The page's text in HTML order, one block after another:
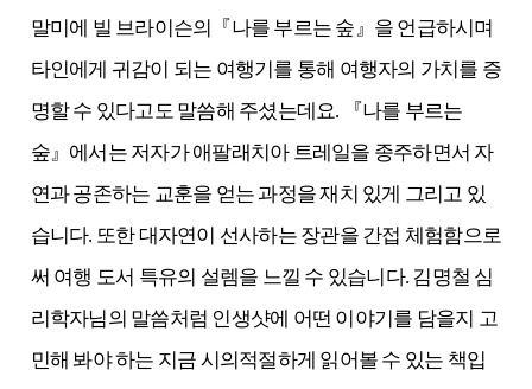
말미에 빌 브라이슨의『나를 부르는 숲』을 언급하시며
타인에게 귀감이 되는 여행기를 통해 여행자의 가치를 증
명할 수 있다고도 말씀해 주셨는데요. 『나를 부르는
숲』에서는 저자가 애팔래치아 트레일을 종주하면서 자
연과 공존하는 교훈을 얻는 과정을 재치 있게 그리고 있
습니다. 또한 대자연이 선사하는 장관을 간접 체험함으로
써 여행 도서 특유의 설렘을 느낄 수 있습니다. 김명철 심
리학자님의 말씀처럼 인생샷에 어떤 이야기를 담을지 고
민해 봐야 하는 지금 시의적절하게 읽어볼 수 있는 책입